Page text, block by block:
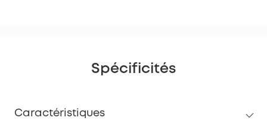
Spécificités
Caractéristiques